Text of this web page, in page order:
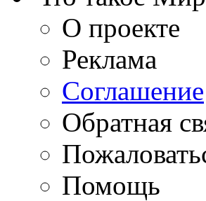
О проекте
Реклама
Соглашение
Обратная
Помощь